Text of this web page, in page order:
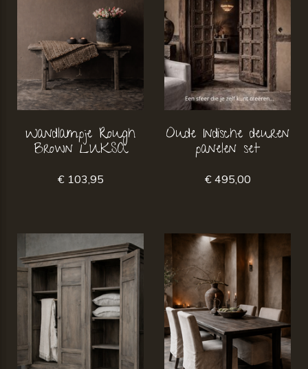
Wandlampje Rough
Brown LUKSA
€ 103,95
Oude Indische deuren
panelen set
€ 495,00